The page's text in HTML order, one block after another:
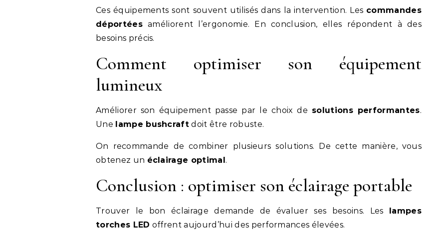
Ces équipements sont souvent utilisés dans la intervention. Les commandes
déportéesaméliorent l’ergonomie. En conclusion, elles répondent à des
besoins précis.
Comment optimiser son équipement
lumineux
Améliorer son équipement passe par le choix de solutions performantes.
Une lampe bushcraft doit être robuste.
On recommande de combiner plusieurs solutions. De cette manière, vous
obtenez un éclairage optimal.
Conclusion : optimiser son éclairage portable
Trouver le bon éclairage demande de évaluer ses besoins. Les lampes
torches LED offrent aujourd’hui des performances élevées.